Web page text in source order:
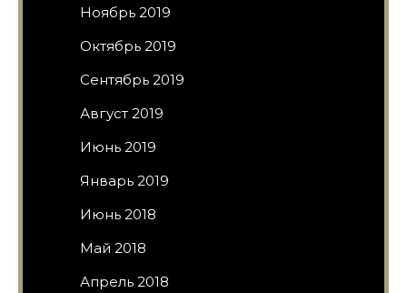
Ноябрь 2019
Октябрь 2019
Сентябрь 2019
Август 2019
Июнь 2019
Январь 2019
Июнь 2018
Май 2018
Апрель 2018